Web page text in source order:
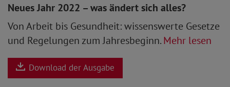
Neues Jahr 2022 – was ändert sich alles?
Von Arbeit bis Gesundheit: wissenswerte Gesetze
und Regelungen zum Jahresbeginn.Mehr lesen
Download der Ausgabe